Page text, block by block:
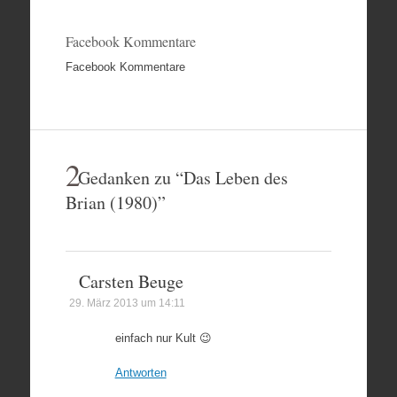
Facebook Kommentare
Facebook Kommentare
2Gedanken zu “Das Leben des
Brian (1980)”
Carsten Beuge
29. März 2013 um 14:11
einfach nur Kult 😉
Antworten